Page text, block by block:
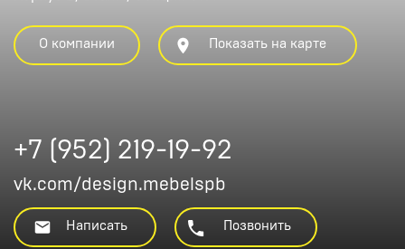
О компании Показать на карте
+7 (952) 219-19-92
vk.com/design.mebelspb
Написать Позвонить